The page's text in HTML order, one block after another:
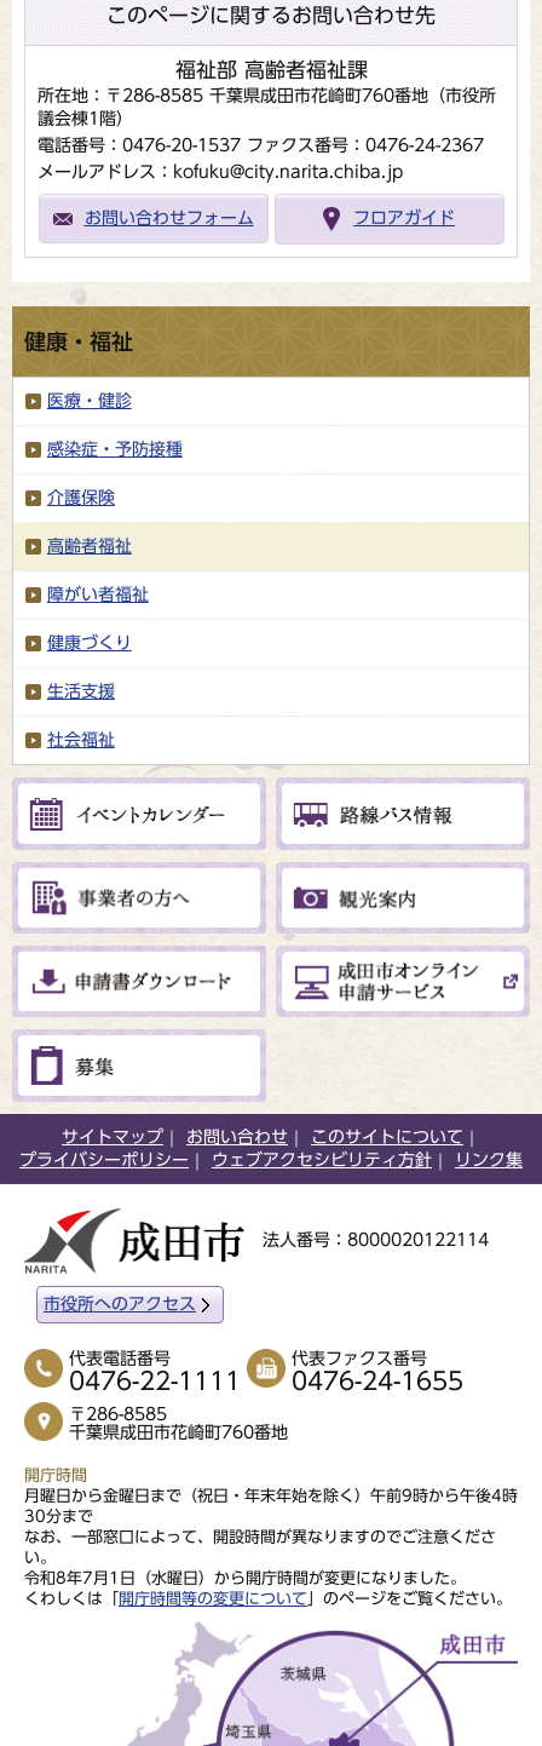
このページに関するお問い合わせ先
福祉部 高齢者福祉課
所在地：〒286-8585 千葉県成田市花崎町760番地（市役所
議会棟1階）
電話番号：0476-20-1537 ファクス番号：0476-24-2367
メールアドレス：kofuku@city.narita.chiba.jp
お問い合わせフォーム フロアガイド
健康・福祉
医療・健診
感染症・予防接種
介護保険
高齢者福祉
障がい者福祉
健康づくり
生活支援
社会福祉
サイトマップ お問い合わせ
このサイトについて
プライバシーポリシー
ウェブアクセシビリティ方針 リンク集
法人番号：8000020122114
市役所へのアクセス
代表電話番号
0476-22-1111
代表ファクス番号
0476-24-1655
〒286-8585
千葉県成田市花崎町760番地
開庁時間
月曜日から金曜日まで（祝日・年末年始を除く）午前9時から午後4時
30分まで
なお、一部窓口によって、開設時間が異なりますのでご注意くださ
い。
令和8年7月1日（水曜日）から開庁時間が変更になりました。
くわしくは「
開庁時間等の変更について 」のページをご覧ください。